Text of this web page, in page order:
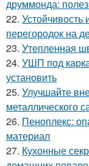
друммонда:
22. Устойчивость
перегородок на
23. Утепленная
24. УШП под
установить
25. Улучшайте
металлического
26. Пеноплекс:
материал
27. Кухонные